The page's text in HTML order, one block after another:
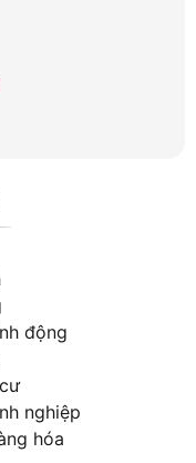
động
nghiệp
hóa